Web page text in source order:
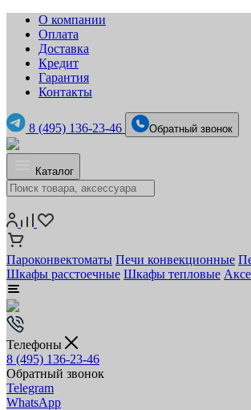
О компании
Оплата
Доставка
Кредит
Гарантия
Контакты
8 (495) 136-23-46 Обратный звонок
Каталог
Пароконвектоматы Печи конвекционные
Шкафы расстоечные Шкафы тепловые
Телефоны
8 (495) 136-23-46
Обратный звонок
Telegram
WhatsApp